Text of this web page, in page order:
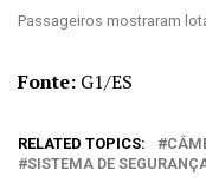
Passageiros mostraram
Fonte: G1/ES
RELATED TOPICS:
SISTEMA DE